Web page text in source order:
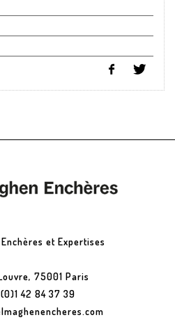
et Expertises
75001 Paris
42 84 37 39